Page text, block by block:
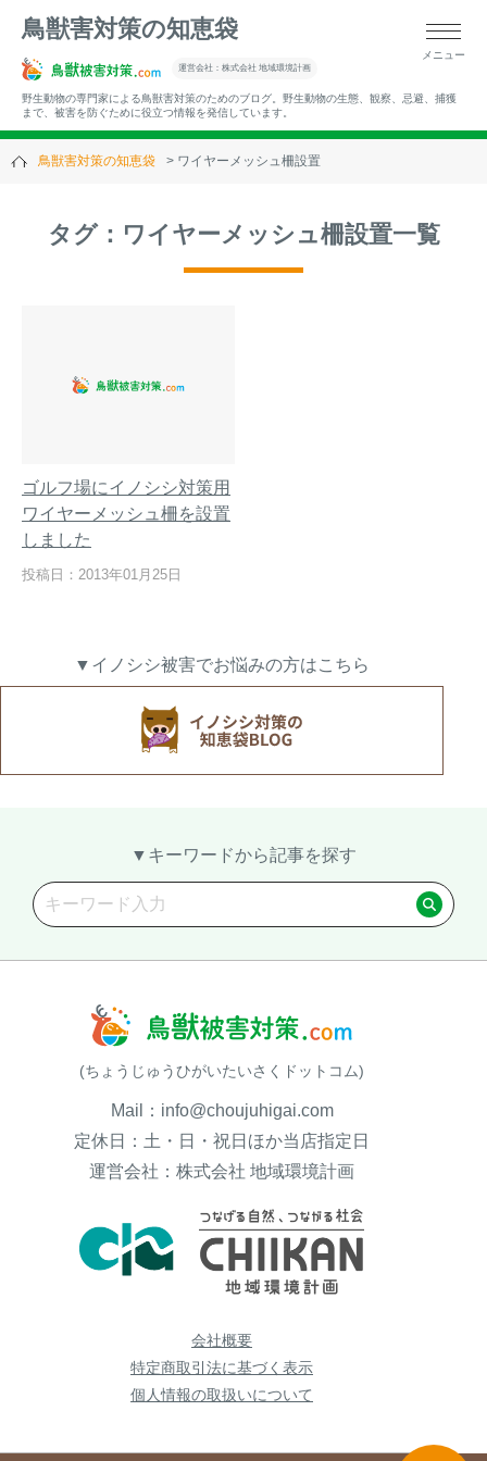
鳥獣害対策の知恵袋
運営会社：株式会社 地域環境計画
野生動物の専門家による鳥獣害対策のためのブログ。野生動物の生態、観察、忌避、捕獲
まで、被害を防ぐために役立つ情報を発信しています。
メニュー
▼キーワードから記事を探す
メルマガ登録
ご相談
お問い合わせ
オンライン
ショップ
鳥獣害対策の知恵袋 ワイヤーメッシュ柵設置
タグ：ワイヤーメッシュ柵設置一覧
ゴルフ場にイノシシ対策用
ワイヤーメッシュ柵を設置
しました
投稿日：2013年01月25日
▼イノシシ被害でお悩みの方はこちら
▼キーワードから記事を探す
(ちょうじゅうひがいたいさくドットコム)
Mail：info@choujuhigai.com
定休日：土・日・祝日ほか当店指定日
運営会社：株式会社 地域環境計画
会社概要
特定商取引法に基づく表示
個人情報の取扱いについて